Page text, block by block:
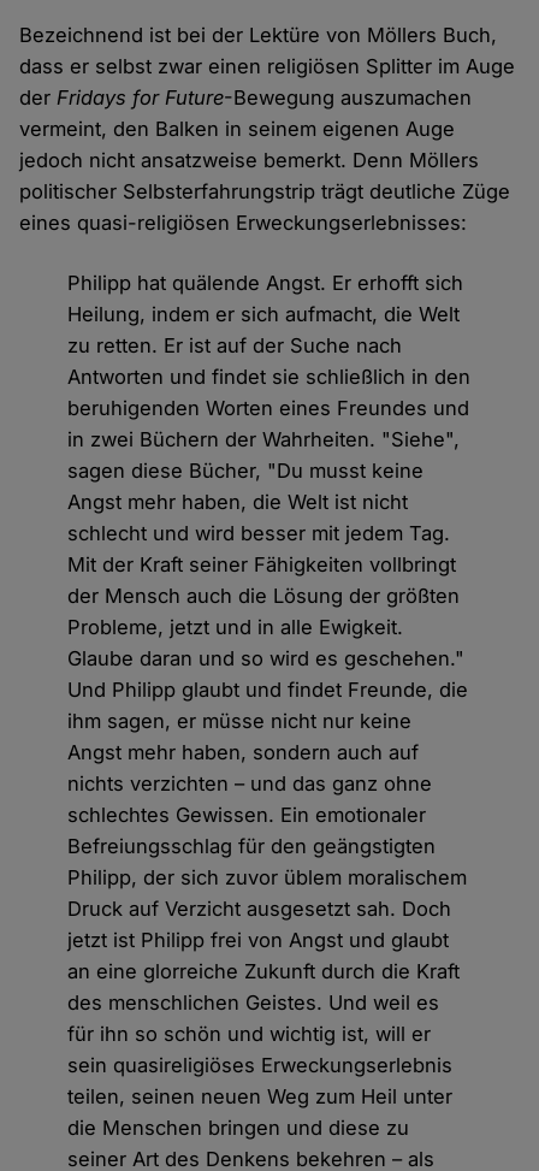
Bezeichnend ist bei der Lektüre von Möllers Buch,
dass er selbst zwar einen religiösen Splitter im Auge
der Fridays for Future-Bewegung auszumachen
vermeint, den Balken in seinem eigenen Auge
jedoch nicht ansatzweise bemerkt. Denn Möllers
politischer Selbsterfahrungstrip trägt deutliche Züge
eines quasi-religiösen Erweckungserlebnisses:
Philipp hat quälende Angst. Er erhofft sich
Heilung, indem er sich aufmacht, die Welt
zu retten. Er ist auf der Suche nach
Antworten und findet sie schließlich in den
beruhigenden Worten eines Freundes und
in zwei Büchern der Wahrheiten. "Siehe",
sagen diese Bücher, "Du musst keine
Angst mehr haben, die Welt ist nicht
schlecht und wird besser mit jedem Tag.
Mit der Kraft seiner Fähigkeiten vollbringt
der Mensch auch die Lösung der größten
Probleme, jetzt und in alle Ewigkeit.
Glaube daran und so wird es geschehen."
Und Philipp glaubt und findet Freunde, die
ihm sagen, er müsse nicht nur keine
Angst mehr haben, sondern auch auf
nichts verzichten – und das ganz ohne
schlechtes Gewissen. Ein emotionaler
Befreiungsschlag für den geängstigten
Philipp, der sich zuvor üblem moralischem
Druck auf Verzicht ausgesetzt sah. Doch
jetzt ist Philipp frei von Angst und glaubt
an eine glorreiche Zukunft durch die Kraft
des menschlichen Geistes. Und weil es
für ihn so schön und wichtig ist, will er
sein quasireligiöses Erweckungserlebnis
teilen, seinen neuen Weg zum Heil unter
die Menschen bringen und diese zu
seiner Art des Denkens bekehren – als